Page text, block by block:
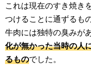
これは現在のすき焼き
つけることに通ずるも
牛肉には独特の臭みが
化が無かった当時の人
るものでした。